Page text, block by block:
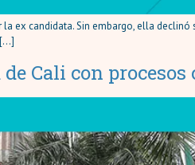
candidata. Sin embargo, ella declinó
Cali con